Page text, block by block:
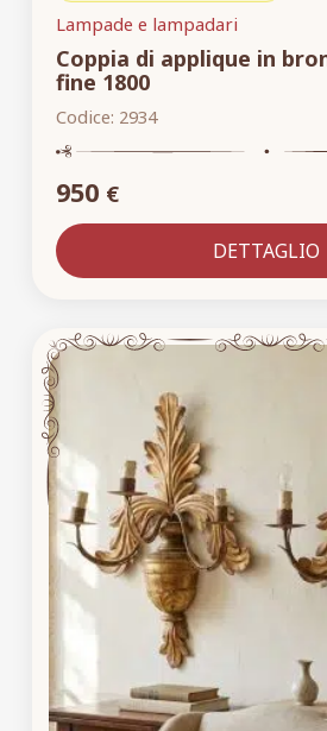
Lampade e lampadari
Coppia di applique in
fine 1800
Codice: 2934
950 €
DETTAGLIO